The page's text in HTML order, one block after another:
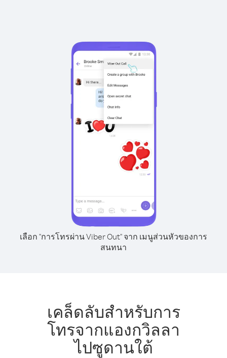
เลือก "การโทรผ่าน Viber Out" จาก เมนูส่วนหัวของการ
สนทนา
เคล็ดลับสำหรับการ
โทรจากแองกวิลลา
ไปซูดานใต้